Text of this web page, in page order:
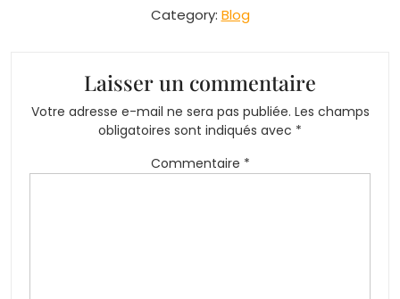
Category: Blog
Laisser un commentaire
Votre adresse e-mail ne sera pas publiée. Les champs
obligatoires sont indiqués avec *
Commentaire *